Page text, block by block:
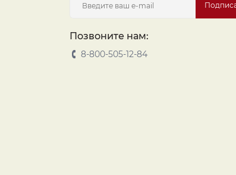
Позвоните нам:
8-800-505-12-84